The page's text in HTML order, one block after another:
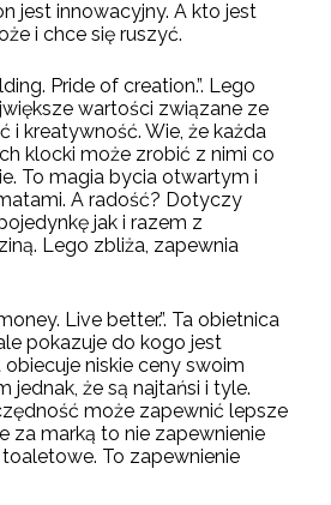
jest innowacyjny. A kto jest
i chce się ruszyć.
Pride of creation.”. Lego
wartości związane ze
i kreatywność. Wie, że każda
klocki może zrobić z nimi co
To magia bycia otwartym i
A radość? Dotyczy
jak i razem z
Lego zbliża, zapewnia
Live better.”. Ta obietnica
pokazuje do kogo jest
niskie ceny swoim
jednak, że są najtańsi i tyle.
może zapewnić lepsze
za marką to nie zapewnienie
To zapewnienie